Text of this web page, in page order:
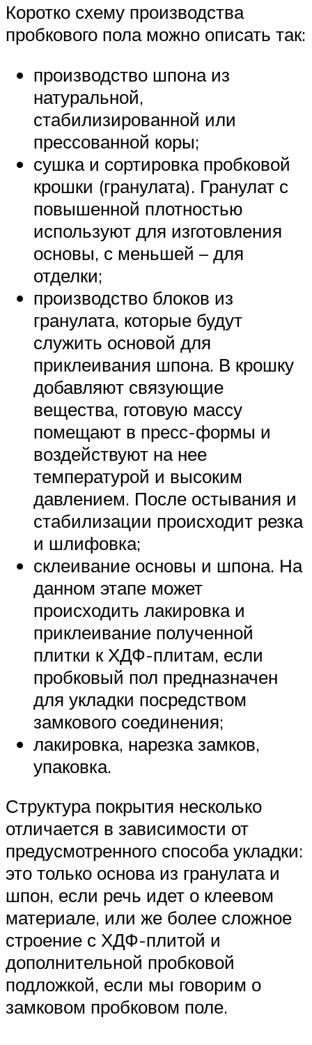
Коротко схему производства
пробкового пола можно описать так:
производство шпона из
натуральной,
стабилизированной или
прессованной коры;
сушка и сортировка пробковой
крошки (гранулата). Гранулат с
повышенной плотностью
используют для изготовления
основы, с меньшей – для
отделки;
производство блоков из
гранулата, которые будут
служить основой для
приклеивания шпона. В крошку
добавляют связующие
вещества, готовую массу
помещают в пресс-формы и
воздействуют на нее
температурой и высоким
давлением. После остывания и
стабилизации происходит резка
и шлифовка;
склеивание основы и шпона. На
данном этапе может
происходить лакировка и
приклеивание полученной
плитки к ХДФ-плитам, если
пробковый пол предназначен
для укладки посредством
замкового соединения;
лакировка, нарезка замков,
упаковка.
Структура покрытия несколько
отличается в зависимости от
предусмотренного способа укладки:
это только основа из гранулата и
шпон, если речь идет о клеевом
материале, или же более сложное
строение с ХДФ-плитой и
дополнительной пробковой
подложкой, если мы говорим о
замковом пробковом поле.